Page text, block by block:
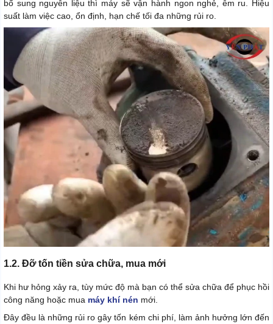
bổ sung nguyên liệu thì máy sẽ vận hành ngon nghẻ, êm ru. Hiệu
suất làm việc cao, ổn định, hạn chế tối đa những rủi ro.
1.2. Đỡ tốn tiền sửa chữa, mua mới
Khi hư hỏng xảy ra, tùy mức độ mà bạn có thể sửa chữa để phục hồi
công năng hoặc mua máy khí nén mới.
Đây đều là những rủi ro gây tốn kém chi phí, làm ảnh hưởng lớn đến